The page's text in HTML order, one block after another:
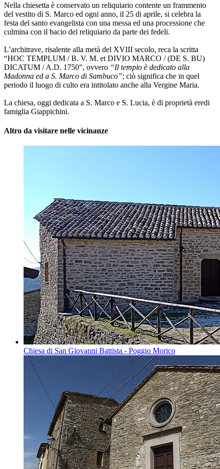
Nella chiesetta è conservato un reliquiario contente un frammento
del vestito di S. Marco ed ogni anno, il 25 di aprile, si celebra la
festa del santo evangelista con una messa ed una processione che
culmina con il bacio del reliquiario da parte dei fedeli.
L’architrave, risalente alla metà del XVIII secolo, reca la scritta
“HOC TEMPLUM / B. V. M. et DIVIO MARCO / (DE S. BU)
DICATUM / A.D. 1750”, ovvero “Il tempio è dedicato alla
Madonna ed a S. Marco di Sambuco”; ciò significa che in quel
periodo il luogo di culto era intitolato anche alla Vergine Maria.
La chiesa, oggi dedicata a S. Marco e S. Lucia, è di proprietà eredi
famiglia Giappichini.
Altro da visitare nelle vicinanze
Chiesa di San Giovanni Battista - Poggio Morico